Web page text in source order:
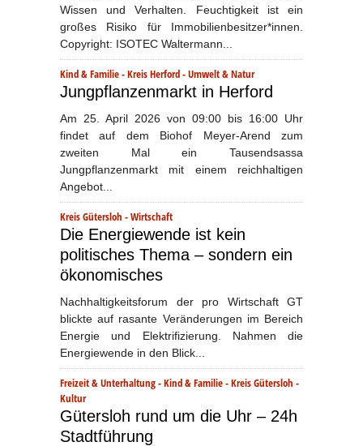
Wissen und Verhalten. Feuchtigkeit ist ein
großes Risiko für Immobilienbesitzer*innen.
Copyright: ISOTEC Waltermann...
Kind & Familie-Kreis Herford-Umwelt & Natur
Jungpflanzenmarkt in Herford
Am 25. April 2026 von 09:00 bis 16:00 Uhr
findet auf dem Biohof Meyer-Arend zum
zweiten Mal ein Tausendsassa
Jungpflanzenmarkt mit einem reichhaltigen
Angebot...
Kreis Gütersloh -Wirtschaft
Die Energiewende ist kein
politisches Thema – sondern ein
ökonomisches
Nachhaltigkeitsforum der pro Wirtschaft GT
blickte auf rasante Veränderungen im Bereich
Energie und Elektrifizierung. Nahmen die
Energiewende in den Blick...
Freizeit & Unterhaltung-Kind & Familie-Kreis Gütersloh -
Kultur
Gütersloh rund um die Uhr – 24h
Stadtführung